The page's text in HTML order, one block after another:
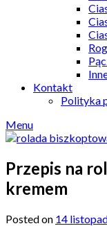
Kontakt
Polityka
Menu
Przepis na
kremem
Posted on 14